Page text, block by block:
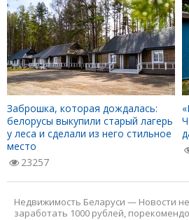
Заброшка, которая дождалась:
белорусы выкупили старый лагерь
у леса и сделали из него стильное
место
23257
Недвижимость Беларуси — Новости
заработать 1000 рублей,